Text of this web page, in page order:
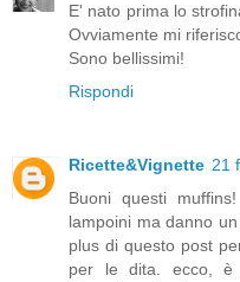
E' nato prima lo
Ovviamente mi
Sono bellissimi!
Rispondi
Ricette&Vignette 21
Buoni questi
lampoini ma danno
plus di questo post
per le dita. ecco, è